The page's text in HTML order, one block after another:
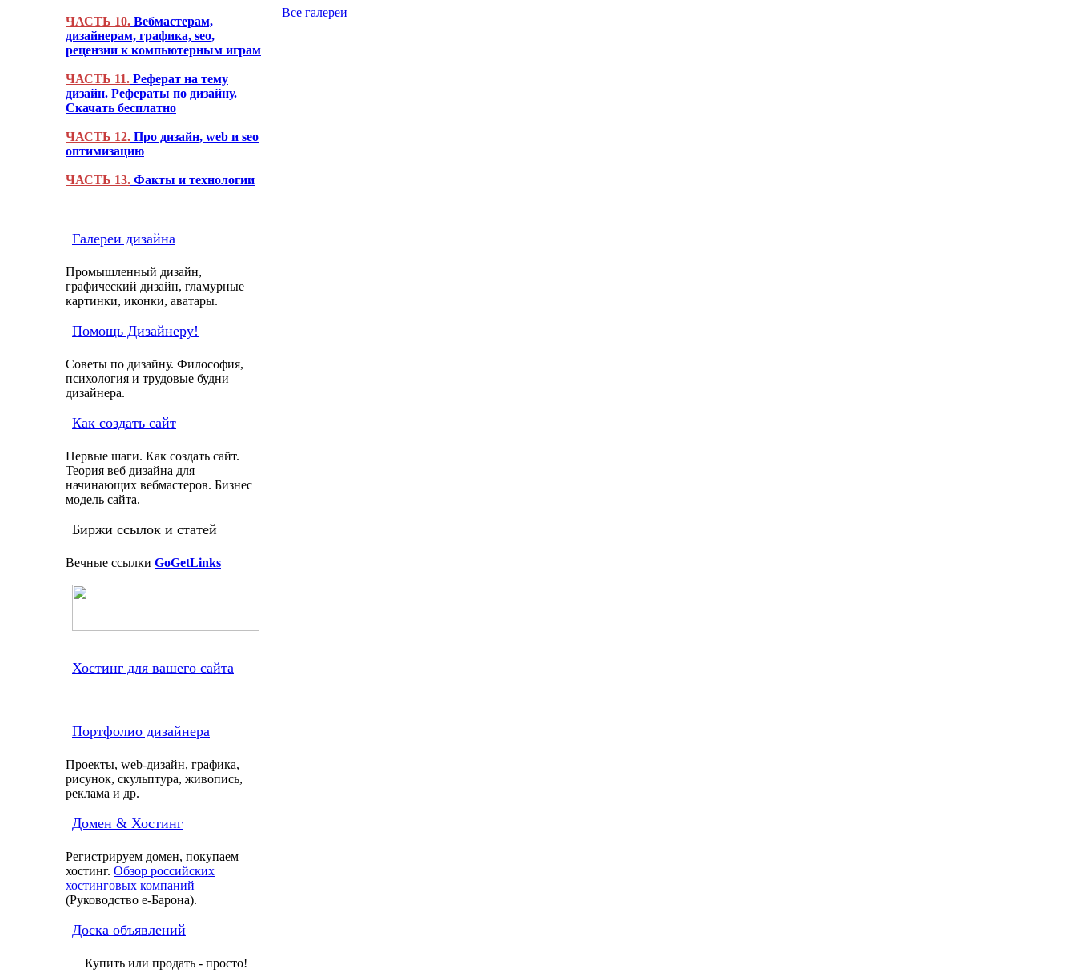
ЧАСТЬ 10. Вебмастерам,
дизайнерам, графика, seo,
рецензии к компьютерным играм
ЧАСТЬ 11. Реферат на тему
дизайн. Рефераты по дизайну.
Скачать бесплатно
ЧАСТЬ 12. Про дизайн, web и seo
оптимизацию
ЧАСТЬ 13. Факты и технологии
Галереи дизайна
Промышленный дизайн,
графический дизайн, гламурные
картинки, иконки, аватары.
Помощь Дизайнеру!
Советы по дизайну. Философия,
психология и трудовые будни
дизайнера.
Как создать сайт
Первые шаги. Как создать сайт.
Теория веб дизайна для
начинающих вебмастеров. Бизнес
модель сайта.
Биржи ссылок и статей
Вечные ссылки GoGetLinks
Хостинг для вашего сайта
Портфолио дизайнера
Проекты, web-дизайн, графика,
рисунок, скульптура, живопись,
реклама и др.
Домен & Хостинг
Регистрируем домен, покупаем
хостинг. Обзор российских
хостинговых компаний
(Руководство e-Барона).
Доска объявлений
Купить или продать - просто!
Все галереи